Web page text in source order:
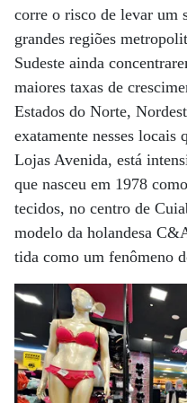
corre o risco de levar um
grandes regiões
Sudeste ainda
maiores taxas de
Estados do Norte,
exatamente nesses
Lojas Avenida, está
que nasceu em 1978
tecidos, no centro de
modelo da holandesa
tida como um fenômeno